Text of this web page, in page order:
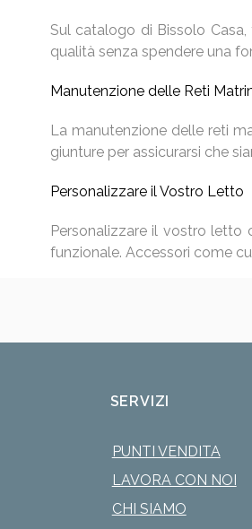
Sul catalogo di Bissolo
qualità senza spendere una
Manutenzione delle Reti
La manutenzione delle reti
giunture per assicurarsi che
Personalizzare il Vostro Letto
Personalizzare il vostro letto
funzionale. Accessori come
SERVIZI
PUNTI VENDITA
LAVORA CON NOI
CHI SIAMO